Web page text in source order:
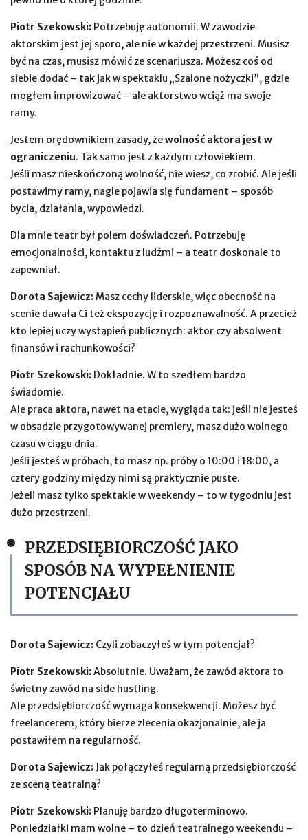
Piotr Szekowski: Potrzebuję autonomii. W zawodzie
aktorskim jest jej sporo, ale nie w każdej przestrzeni. Musisz
być na czas, musisz mówić ze scenariusza. Możesz coś od
siebie dodać – tak jak w spektaklu „Szalone nożyczki”, gdzie
mogłem improwizować – ale aktorstwo wciąż ma swoje
ramy.
Jestem orędownikiem zasady, żewolność aktora jest w
ograniczeniu. Tak samo jest z każdym człowiekiem.
Jeśli masz nieskończoną wolność, nie wiesz, co zrobić. Ale jeśli
postawimy ramy, nagle pojawia się fundament – sposób
bycia, działania, wypowiedzi.
Dla mnie teatr był polem doświadczeń. Potrzebuję
emocjonalności, kontaktu z ludźmi – a teatr doskonale to
zapewniał.
Dorota Sajewicz:Masz cechy liderskie, więc obecność na
scenie dawała Ci też ekspozycję i rozpoznawalność. A przecież
kto lepiej uczy wystąpień publicznych: aktor czy absolwent
finansów i rachunkowości?
Piotr Szekowski: Dokładnie. W to szedłem bardzo
świadomie.
Ale praca aktora, nawet na etacie, wygląda tak: jeśli nie jesteś
w obsadzie przygotowywanej premiery, masz dużo wolnego
czasu w ciągu dnia.
Jeśli jesteś w próbach, to masz np. próby o 10:00 i 18:00, a
cztery godziny między nimi są praktycznie puste.
Jeżeli masz tylko spektakle w weekendy – to w tygodniu jest
dużo przestrzeni.
PRZEDSIĘBIORCZOŚĆ JAKO
SPOSÓB NA WYPEŁNIENIE
POTENCJAŁU
Dorota Sajewicz: Czyli zobaczyłeś w tym potencjał?
Piotr Szekowski:Absolutnie. Uważam, że zawód aktora to
świetny zawód na side hustling.
Ale przedsiębiorczość wymaga konsekwencji. Możesz być
freelancerem, który bierze zlecenia okazjonalnie, ale ja
postawiłem na regularność.
Dorota Sajewicz: Jak połączyłeś regularną przedsiębiorczość
ze sceną teatralną?
Piotr Szekowski: Planuję bardzo długoterminowo.
Poniedziałki mam wolne – to dzień teatralnego weekendu –